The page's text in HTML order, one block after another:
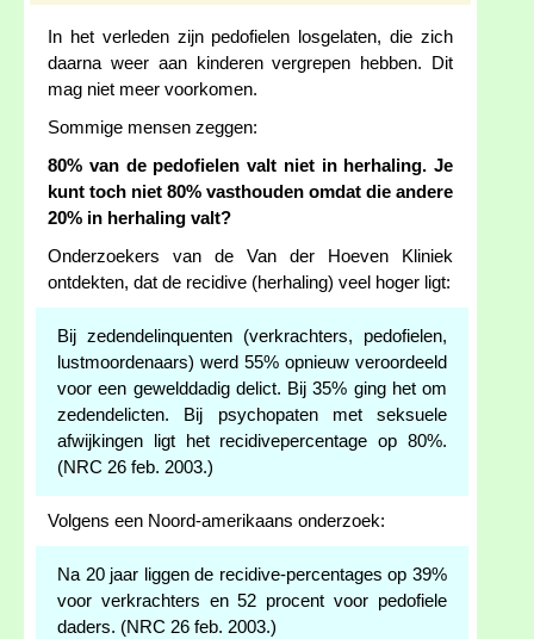
In het verleden zijn pedofielen losgelaten, die zich
daarna weer aan kinderen vergrepen hebben. Dit
mag niet meer voorkomen.
Sommige mensen zeggen:
80% van de pedofielen valt niet in herhaling. Je
kunt toch niet 80% vasthouden omdat die andere
20% in herhaling valt?
Onderzoekers van de Van der Hoeven Kliniek
ontdekten, dat de recidive (herhaling) veel hoger ligt:
Bij zedendelinquenten (verkrachters, pedofielen,
lustmoordenaars) werd 55% opnieuw veroordeeld
voor een gewelddadig delict. Bij 35% ging het om
zedendelicten. Bij psychopaten met seksuele
afwijkingen ligt het recidivepercentage op 80%.
(NRC 26 feb. 2003.)
Volgens een Noord-amerikaans onderzoek:
Na 20 jaar liggen de recidive-percentages op 39%
voor verkrachters en 52 procent voor pedofiele
daders. (NRC 26 feb. 2003.)